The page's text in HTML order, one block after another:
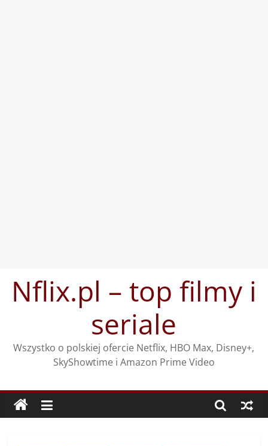
treściNflix.pl – top filmy i
seriale
Wszystko o polskiej ofercie Netflix, HBO Max, Disney+,
SkyShowtime i Amazon Prime Video